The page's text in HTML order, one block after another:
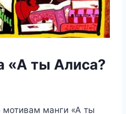
«А ты Алиса?
мотивам манги «А ты